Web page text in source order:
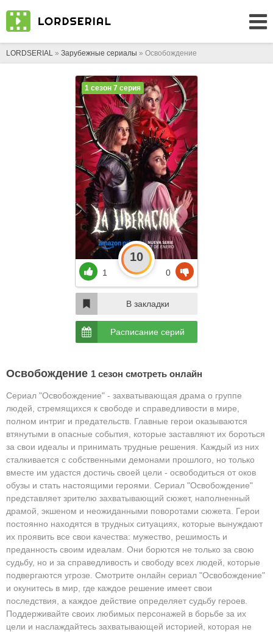
LORDSERIAL » Зарубежные сериалы » Освобождение
Освобождение 1 сезон смотреть онлайн
Сериал "Освобождение" - захватывающая драма о группе
людей, стремящихся к свободе и справедливости в мире,
полном интриг и предательств. Главные герои оказываются
втянутыми в опасные события, которые заставляют их бороться
за свои идеалы и принимать трудные решения. Каждый из них
сталкивается с собственными демонами прошлого, но только
вместе им удастся достичь своей цели - освободиться от оков
обузы и стать настоящими героями. Сериал "Освобождение"
представляет зрителю захватывающий сюжет, наполненный
драмой, экшеном и неожиданными поворотами сюжета. Герои
постоянно находятся в трудных ситуациях, которые вынуждают
их проявить все свои качества: мужество, решимость и
преданность своим идеалам. Они борются не только за свою
судьбу, но и за справедливость и свободу всех людей, которые
подвергаются угрозе. Смотрите онлайн сериал "Освобождение"
и окунитесь в мир, где каждое решение имеет свои
последствия, а каждое действие определяет судьбу героев.
Поддерживайте своих любимых персонажей в борьбе за их
цели и наслаждайтесь захватывающей историей, которая не
1 сезон 7 серия
1
10
0
В закладки
Расписание серий